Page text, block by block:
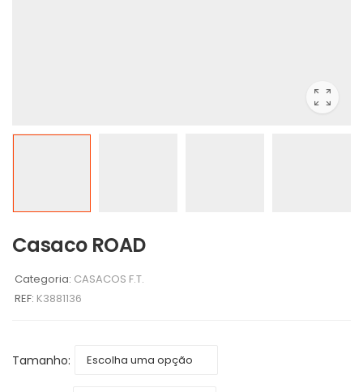
Casaco ROAD
Categoria: CASACOS F.T.
REF: K3881136
Tamanho: